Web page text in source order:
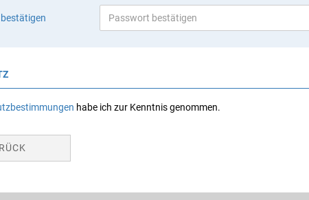
habe ich zur Kenntnis genommen.